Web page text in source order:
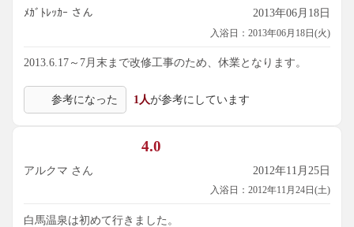
ﾒｶﾞﾄﾚｯｶｰ さん 2013年06月18日
入浴日：2013年06月18日(火)
2013.6.17～7月末まで改修工事のため、休業となります。
参考になった 1人が参考にしています
4.0
アルクマ さん 2012年11月25日
入浴日：2012年11月24日(土)
白馬温泉は初めて行きました。